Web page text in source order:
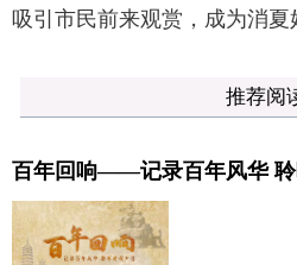
吸引市民前来观赏，成为消夏
推荐阅
百年回响——记录百年风华 聆